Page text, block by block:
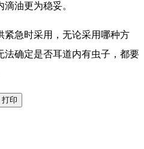
油更为稳妥。
急时采用，无论采用哪种方
法确定是否耳道内有虫子，都要
打印